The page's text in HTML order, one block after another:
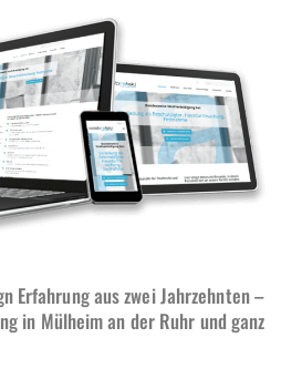
Erfahrung aus zwei Jahrzehnten –
in Mülheim an der Ruhr und ganz